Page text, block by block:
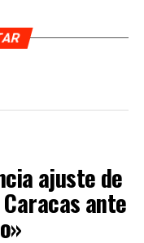
ajuste de
ante